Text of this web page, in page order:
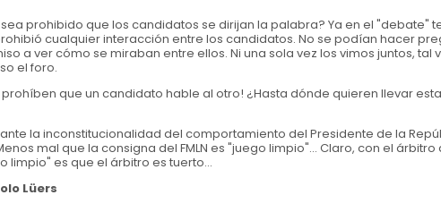
prohibido que los candidatos se dirijan la palabra? Ya en el "debate"
cualquier interacción entre los candidatos. No se podían hacer
a ver cómo se miraban entre ellos. Ni una sola vez los vimos juntos, tal
el foro.
que un candidato hable al otro! ¿Hasta dónde quieren llevar
la inconstitucionalidad del comportamiento del Presidente de la
mal que la consigna del FMLN es "juego limpio"... Claro, con el árbitro
limpio" es que el árbitro es tuerto...
Lüers